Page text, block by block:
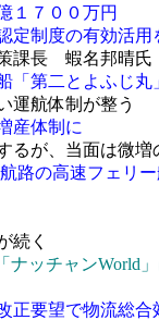
１７００万円
定制度の有効活用
課長 蝦名邦晴氏
「第二とよふじ丸
運航体制が整う
産体制に
るが、当面は微増
路の高速フェリ
続く
ナッチャンWorld
正要望で物流総合